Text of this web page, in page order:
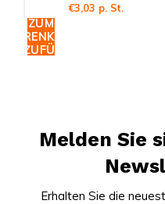
€3,03 p. St.
ZUM
WARENKORB
HINZUFÜGEN
Melden Sie
Erhalten Sie die